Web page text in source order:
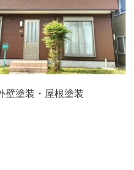
塗装・屋根塗装